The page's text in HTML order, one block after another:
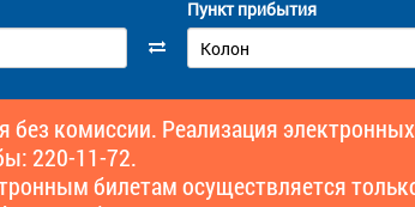
Пункт прибытия
без комиссии. Реализация
220-11-72.
билетам осуществляется